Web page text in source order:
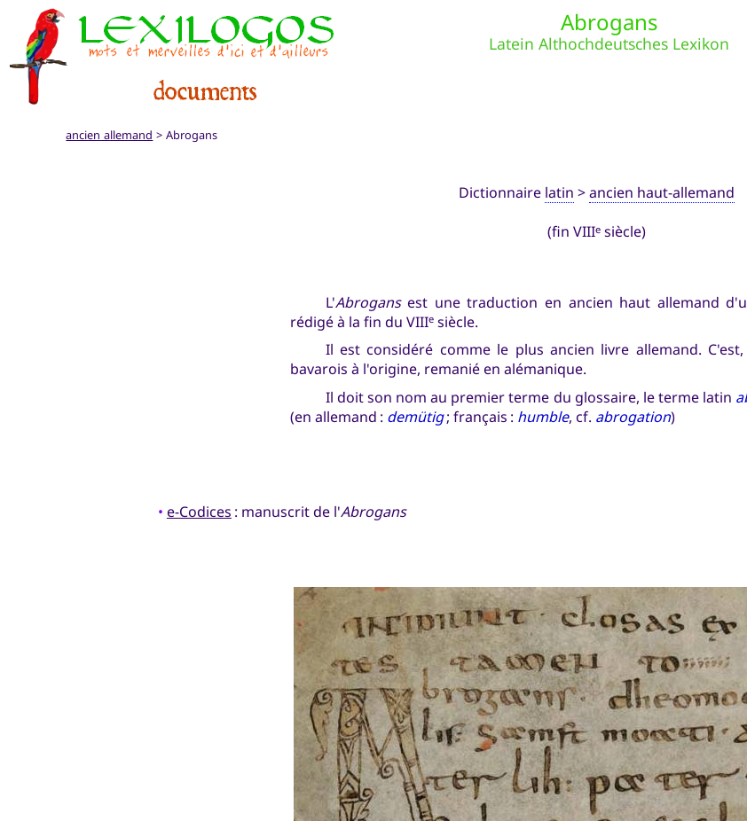
Abrogans
Latein Althochdeutsches Lexikon
ancien allemand > Abrogans
Dictionnaire latin >ancien haut-allemand
(fin VIIIesiècle)
L'Abrogansest une traduction en ancien haut allemand
rédigé à la fin du VIIIesiècle.
Il est considéré comme le plus ancien livre allemand.
bavarois à l'origine, remanié en alémanique.
Il doit son nom au premier terme du glossaire, le terme latin
(en allemand : demütig; français : humble, cf. abrogation)
• e-Codices : manuscrit de l'Abrogans